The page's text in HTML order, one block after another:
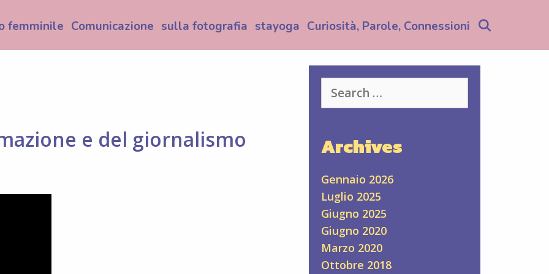
femminile Comunicazione sulla fotografia stayoga Curiosità, Parole, Connessioni
e del giornalismo
for:
Archives
Gennaio 2026
Luglio 2025
Giugno 2025
Giugno 2020
Marzo 2020
Ottobre 2018